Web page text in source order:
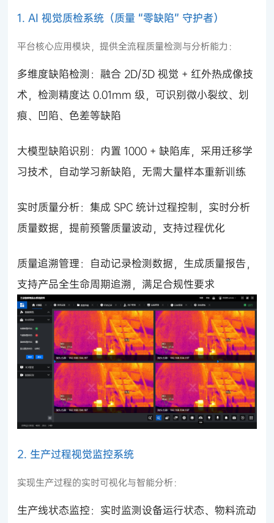
1. AI 视觉质检系统（质量 “零缺陷” 守护者）
平台核心应用模块，提供全流程质量检测与分析能力：
多维度缺陷检测：融合 2D/3D 视觉 + 红外热成像技
术，检测精度达 0.01mm 级，可识别微小裂纹、划
痕、凹陷、色差等缺陷
大模型缺陷识别：内置 1000 + 缺陷库，采用迁移学
习技术，自动学习新缺陷，无需大量样本重新训练
实时质量分析：集成 SPC 统计过程控制，实时分析
质量数据，提前预警质量波动，支持过程优化
质量追溯管理：自动记录检测数据，生成质量报告，
支持产品全生命周期追溯，满足合规性要求
2. 生产过程视觉监控系统
实现生产过程的实时可视化与智能分析：
生产线状态监控：实时监测设备运行状态、物料流动